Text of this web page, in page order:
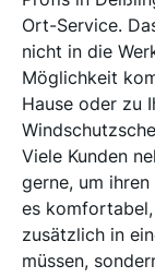
Ort-Service.
nicht in die
Möglichkeit
Hause oder zu
Viele Kunden
gerne, um
es
zusätzlich in
müssen,